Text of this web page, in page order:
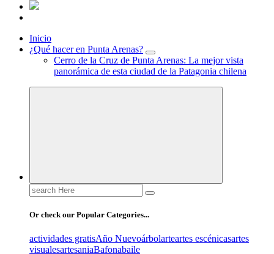
Inicio
¿Qué hacer en Punta Arenas?
Cerro de la Cruz de Punta Arenas: La mejor vista
panorámica de esta ciudad de la Patagonia chilena
Search
for:
Or check our Popular Categories...
actividades gratisAño Nuevoárbolarteartes escénicasartes
visualesartesaniaBafonabaile